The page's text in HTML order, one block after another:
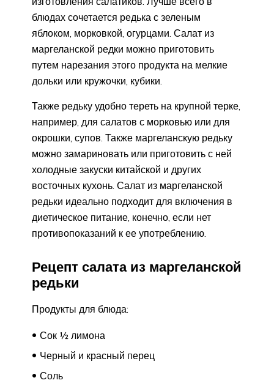
блюдах сочетается редька с зеленым
яблоком, морковкой, огурцами. Салат из
маргеланской редки можно приготовить
путем нарезания этого продукта на мелкие
дольки или кружочки, кубики.
Также редьку удобно тереть на крупной терке,
например, для салатов с морковью или для
окрошки, супов. Также маргеланскую редьку
можно замариновать или приготовить с ней
холодные закуски китайской и других
восточных кухонь. Салат из маргеланской
редьки идеально подходит для включения в
диетическое питание, конечно, если нет
противопоказаний к ее употреблению.
Рецепт салата из маргеланской
редьки
Продукты для блюда:
Сок ½ лимона
Черный и красный перец
Соль